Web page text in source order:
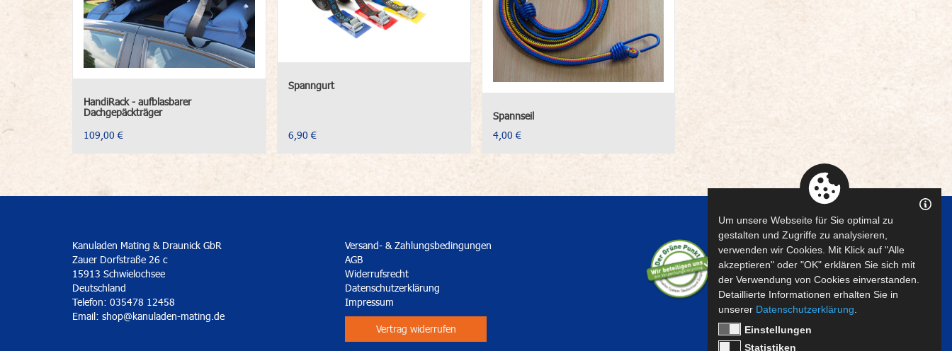
HandiRack - aufblasbarer
Dachgepäckträger
109,00 €
Spanngurt
6,90 €
Spannseil
4,00 €
Kanuladen Mating & Draunick GbR
Zauer Dorfstraße 26 c
15913 Schwielochsee
Deutschland
Telefon: 035478 12458
Email: shop@kanuladen-mating.de
Versand- & Zahlungsbedingungen
AGB
Widerrufsrecht
Datenschutzerklärung
Impressum
Vertrag widerrufen
Um unsere Webseite für Sie optimal zu
gestalten und Zugriffe zu analysieren,
verwenden wir Cookies. Mit Klick auf "Alle
akzeptieren" oder "OK" erklären Sie sich mit
der Verwendung von Cookies einverstanden.
Detaillierte Informationen erhalten Sie in
unserer Datenschutzerklärung
Einstellungen
Statistiken